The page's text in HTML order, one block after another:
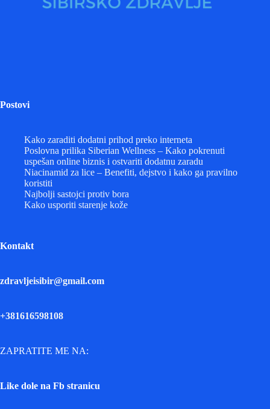
Postovi
Kako zaraditi dodatni prihod preko interneta
Poslovna prilika Siberian Wellness – Kako pokrenuti
uspešan online biznis i ostvariti dodatnu zaradu
Niacinamid za lice – Benefiti, dejstvo i kako ga pravilno
koristiti
Najbolji sastojci protiv bora
Kako usporiti starenje kože
Kontakt
zdravljeisibir@gmail.com
+381616598108
ZAPRATITE ME NA:
Like dole na Fb stranicu